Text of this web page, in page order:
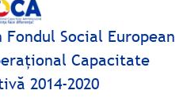
Social European
Capacitate
2014-2020